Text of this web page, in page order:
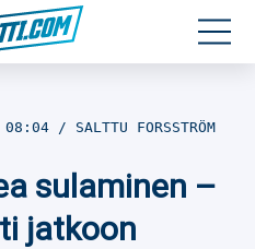
SALTTU FORSSTRÖM
sulaminen –
jatkoon